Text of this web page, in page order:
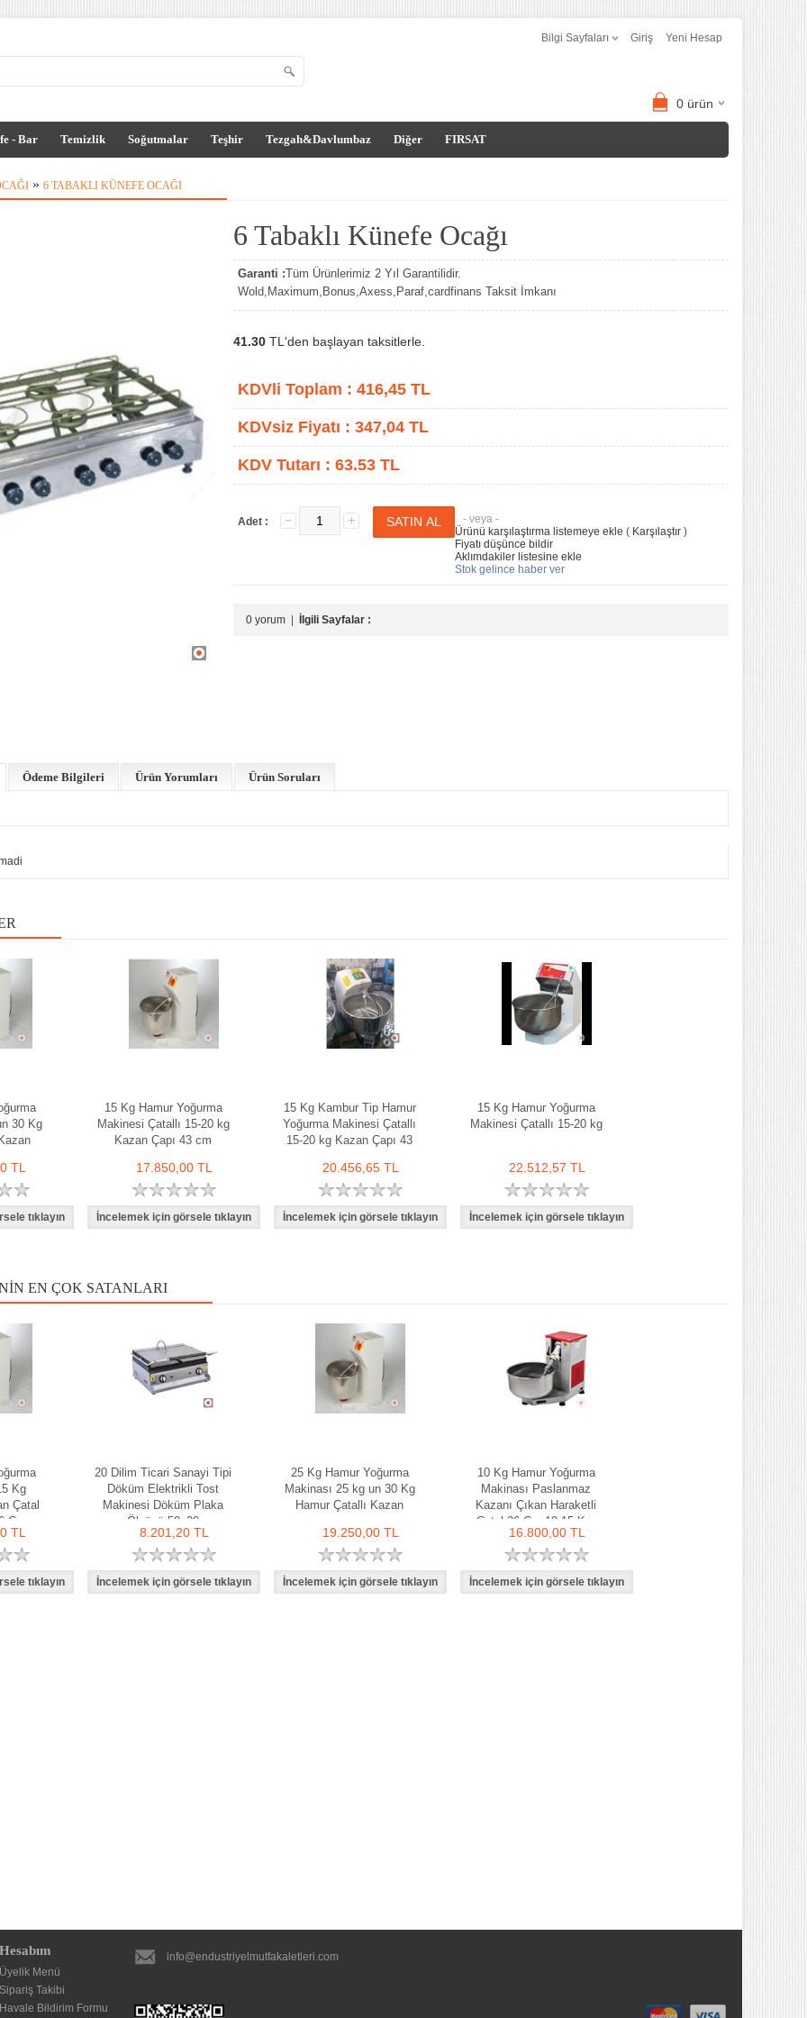
Bilgi Sayfaları Giriş Yeni Hesap
0 ürün
- Bar Temizlik Soğutmalar Teşhir Tezgah&Davlumbaz Diğer FIRSAT
» 6 TABAKLI KÜNEFE OCAĞI
6 Tabaklı Künefe Ocağı
Garanti :Tüm Ürünlerimiz 2 Yıl Garantilidir.
Wold,Maximum,Bonus,Axess,Paraf,cardfinans Taksit İmkanı
41.30 TL'den başlayan taksitlerle.
KDVli Toplam : 416,45 TL
KDVsiz Fiyatı : 347,04 TL
KDV Tutarı : 63.53 TL
Adet :
- veya -
Ürünü karşılaştırma listemeye ekle ( Karşılaştır )
Fiyatı düşünce bildir
Aklımdakiler listesine ekle
Stok gelince haber ver
0 yorum İlgili Sayfalar :
Ödeme Bilgileri Ürün Yorumları Ürün Soruları
30 Kg
TL
15 Kg Hamur Yoğurma
Makinesi Çatallı 15-20 kg
Kazan Çapı 43 cm
17.850,00 TL
15 Kg Kambur Tip Hamur
Yoğurma Makinesi Çatallı
15-20 kg Kazan Çapı 43
20.456,65 TL
15 Kg Hamur Yoğurma
Makinesi Çatallı 15-20 kg
22.512,57 TL
EN ÇOK SATANLARI
Kg
Çatal
Cm
TL
20 Dilim Ticari Sanayi Tipi
Döküm Elektrikli Tost
Makinesi Döküm Plaka
Ölçüsü 50x30
8.201,20 TL
25 Kg Hamur Yoğurma
Makinası 25 kg un 30 Kg
Hamur Çatallı Kazan
19.250,00 TL
10 Kg Hamur Yoğurma
Makinası Paslanmaz
Kazanı Çıkan Haraketli
Çatal 36 Cm 10-15 Kg-
Ozay Makina
16.800,00 TL
Hesabım
Üyelik Menü
Sipariş Takibi
Havale Bildirim Formu
info@endustriyelmutfakaletleri.com